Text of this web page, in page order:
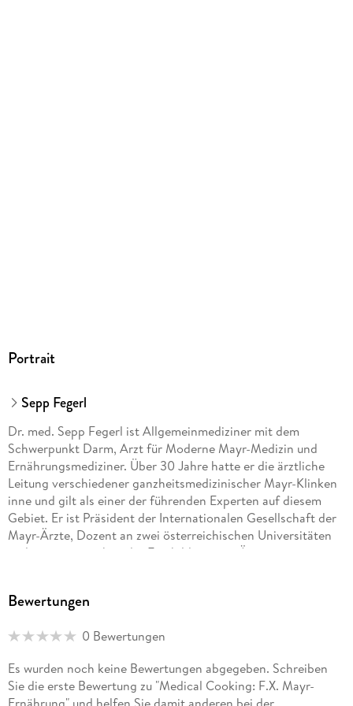
Portrait
Sepp Fegerl
Dr. med. Sepp Fegerl ist Allgemeinmediziner mit dem
Schwerpunkt Darm, Arzt für Moderne Mayr-Medizin und
Ernährungsmediziner. Über 30 Jahre hatte er die ärztliche
Leitung verschiedener ganzheitsmedizinischer Mayr-Klinken
inne und gilt als einer der führenden Experten auf diesem
Gebiet. Er ist Präsident der Internationalen Gesellschaft der
Mayr-Ärzte, Dozent an zwei österreichischen Universitäten
und engagiert sich in der Fortbildung von Ärzten.
Philipp Buttinger, BSc, ist Küchenmeister, diätetisch
leidenschaftlich gerne. Ernährung als Medizin, das ist das
kurz kommen. Beide Themen verbindet die Milde
Ableitungsdiät. Er arbeitet als Diätologe in der
Bewertungen
0 Bewertungen
Es wurden noch keine Bewertungen abgegeben. Schreiben
Sie die erste Bewertung zu "Medical Cooking: F.X. Mayr-